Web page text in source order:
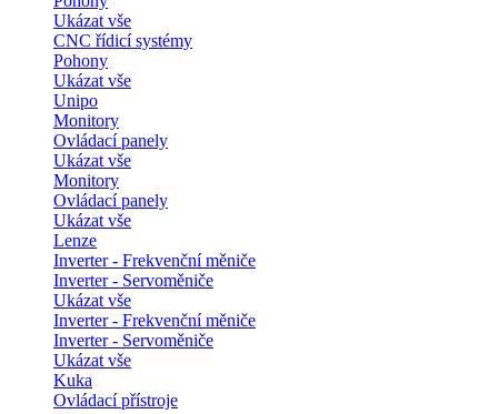
Ukázat vše
CNC řídicí systémy
Pohony
Ukázat vše
Unipo
Monitory
Ovládací panely
Ukázat vše
Monitory
Ovládací panely
Ukázat vše
Lenze
Inverter - Frekvenční měniče
Inverter - Servoměniče
Ukázat vše
Inverter - Frekvenční měniče
Inverter - Servoměniče
Ukázat vše
Kuka
Ovládací přístroje